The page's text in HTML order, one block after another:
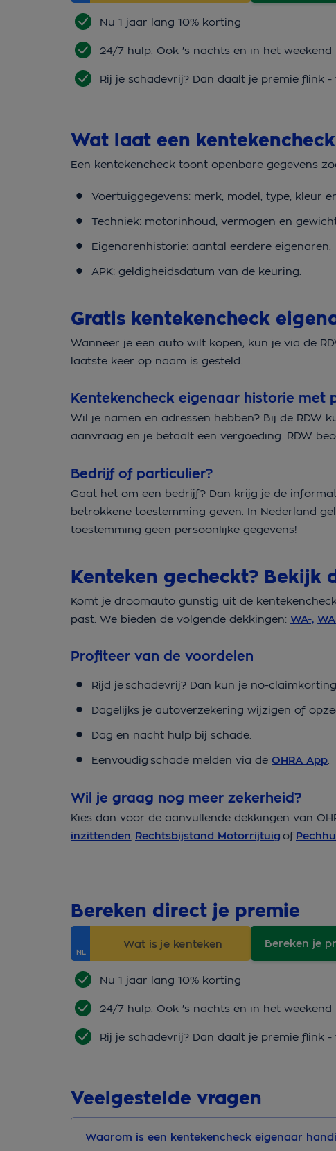
Nu 1 jaar lang 10% korting
24/7 hulp. Ook 's nachts en in het weekend
Rij je schadevrij? Dan daalt je premie flink -
Wat laat een
Een kentekencheck toont openbare gegevens
Voertuiggegevens: merk, model, type, kleur
Techniek: motorinhoud, vermogen en
Eigenarenhistorie: aantal eerdere eigenaren.
APK: geldigheidsdatum van de keuring.
Gratis kentekencheck
Wanneer je een auto wilt kopen, kun je via de
laatste keer op naam is gesteld.
Kentekencheck eigenaar historie met
Wil je namen en adressen hebben? Bij de RDW
aanvraag en je betaalt een vergoeding. RDW
Bedrijf of particulier?
Gaat het om een bedrijf? Dan krijg je de
betrokkene toestemming geven. In Nederland
toestemming geen persoonlijke gegevens!
Kenteken gecheckt? Bekijk
Komt je droomauto gunstig uit de
past. We bieden de volgende dekkingen: WA-,
Profiteer van de voordelen
Rijd je schadevrij? Dan kun je no-
Dagelijks je autoverzekering wijzigen of
Dag en nacht hulp bij schade.
Eenvoudig schade melden via de OHRA App.
Wil je graag nog meer zekerheid?
Kies dan voor de aanvullende dekkingen van
inzittenden, Rechtsbijstand Motorrijtuig of
Bereken direct je premie
Bereken je
Nu 1 jaar lang 10% korting
24/7 hulp. Ook 's nachts en in het weekend
Rij je schadevrij? Dan daalt je premie flink -
Veelgestelde vragen
Waarom is een kentekencheck eigenaar